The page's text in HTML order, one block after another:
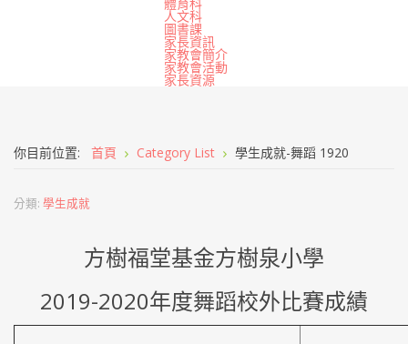
人文科
圖書課
家長資訊
家教會簡介
家教會活動
家長資源
你目前位置: 首頁 Category List 學生成就-舞蹈 1920
分類: 學生成就
方樹福堂基金方樹泉小學
2019-2020年度舞蹈校外比賽成績